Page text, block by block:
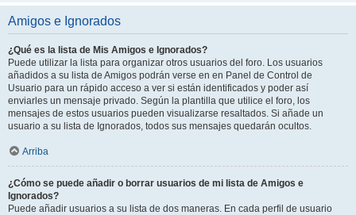
Amigos e Ignorados
¿Qué es la lista de Mis Amigos e Ignorados?
Puede utilizar la lista para organizar otros usuarios del foro. Los usuarios
añadidos a su lista de Amigos podrán verse en en Panel de Control de
Usuario para un rápido acceso a ver si están identificados y poder así
enviarles un mensaje privado. Según la plantilla que utilice el foro, los
mensajes de estos usuarios pueden visualizarse resaltados. Si añade un
usuario a su lista de Ignorados, todos sus mensajes quedarán ocultos.
Arriba
¿Cómo se puede añadir o borrar usuarios de mi lista de Amigos e
Ignorados?
Puede añadir usuarios a su lista de dos maneras. En cada perfil de usuario